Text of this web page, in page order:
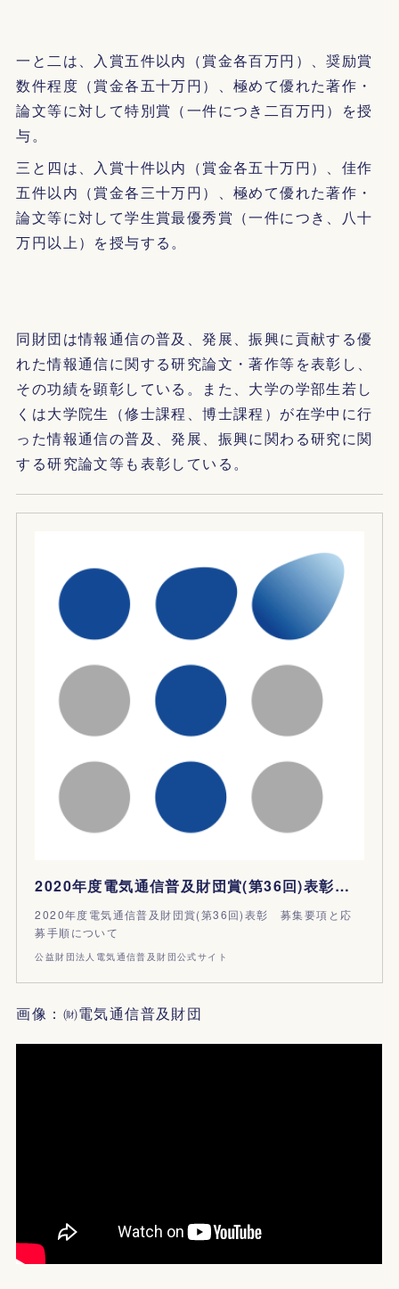
一と二は、入賞五件以内（賞金各百万円）、奨励賞
数件程度（賞金各五十万円）、極めて優れた著作・
論文等に対して特別賞（一件につき二百万円）を授
与。
三と四は、入賞十件以内（賞金各五十万円）、佳作
五件以内（賞金各三十万円）、極めて優れた著作・
論文等に対して学生賞最優秀賞（一件につき、八十
万円以上）を授与する。
同財団は情報通信の普及、発展、振興に貢献する優
れた情報通信に関する研究論文・著作等を表彰し、
その功績を顕彰している。また、大学の学部生若し
くは大学院生（修士課程、博士課程）が在学中に行
った情報通信の普及、発展、振興に関わる研究に関
する研究論文等も表彰している。
2020年度電気通信普及財団賞(第36回)表彰 募集要項と応募手順について(公益財団法人電気通信普及財団)
2020年度電気通信普及財団賞(第36回)表彰 募集要項と応
募手順について
公益財団法人電気通信普及財団公式サイト
画像：㈶電気通信普及財団